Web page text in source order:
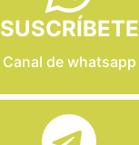
SUSCRÍBETE
Canal de whatsapp